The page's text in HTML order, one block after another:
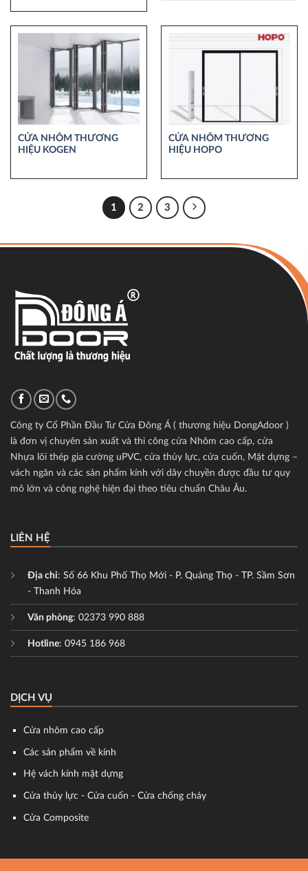
CỬA NHÔM THƯƠNG
HIỆU KOGEN
CỬA NHÔM THƯƠNG
HIỆU HOPO
1 2 3
Công ty Cổ Phần Đầu Tư Cửa Đông Á ( thương hiệu DongAdoor )
là đơn vị chuyên sản xuất và thi công cửa Nhôm cao cấp, cửa
Nhựa lõi thép gia cường uPVC, cửa thủy lực, cửa cuốn, Mặt dựng –
vách ngăn và các sản phẩm kính với dây chuyền được đầu tư quy
mô lớn và công nghệ hiện đại theo tiêu chuẩn Châu Âu.
LIÊN HỆ
Địa chỉ: Số 66 Khu Phố Thọ Mới - P. Quảng Thọ - TP. Sầm Sơn
- Thanh Hóa
Văn phòng: 02373 990 888
Hotline: 0945 186 968
DỊCH VỤ
Cửa nhôm cao cấp
Các sản phẩm về kính
Hệ vách kính mặt dựng
Cửa thủy lực - Cửa cuốn - Cửa chống cháy
Cửa Composite